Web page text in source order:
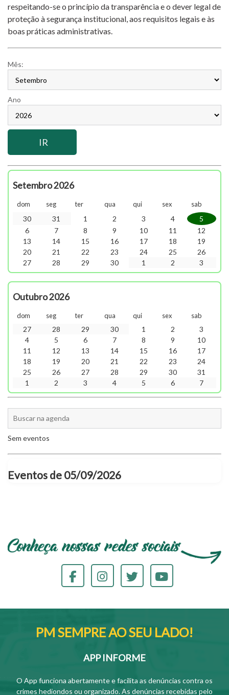
respeitando-se o princípio da transparência e o dever legal de
proteção à segurança institucional, aos requisitos legais e às
boas práticas administrativas.
Mês:
Ano
Setembro 2026
dom seg ter qua qui sex sab
30 31 1 2 3 4
5
6
7 8 9 10 11
12
13
14 15 16 17 18
19
20
21 22 23 24 25
26
27
28 29 30 1 2 3
Outubro 2026
dom seg ter qua qui sex sab
27 28 29 30 1 2
3
4
5 6 7 8 9
10
11
12 13 14 15 16
17
18
19 20 21 22 23
24
25
26 27 28 29 30
31
1
2 3 4 5 6 7
Sem eventos
Eventos de 05/09/2026
PM SEMPRE AO SEU LADO!
APP INFORME
O App funciona abertamente e facilita as denúncias contra os
crimes hediondos ou organizado. As denúncias recebidas pelo